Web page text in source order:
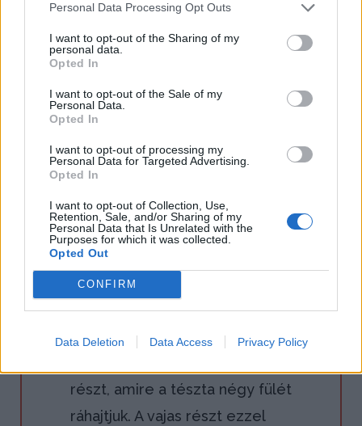
Personal Data Processing Opt Outs
I want to opt-out of the Sharing of my
personal data.
Opted In
I want to opt-out of the Sale of my
Personal Data.
Opted In
I want to opt-out of processing my
Personal Data for Targeted Advertising.
Opted In
I want to opt-out of Collection, Use,
Retention, Sale, and/or Sharing of my
Personal Data that Is Unrelated with the
Purposes for which it was collected.
Opted Out
CONFIRM
Data Deletion Data Access Privacy Policy
a sóval, a tojások sárgájával és a
félretett 14 dekányi lisztes vajjal,
gyors mozdulatokkal sima tésztát
gyúrunk belőle. Cipóvá formáljuk, a
tetejét kereszt alakban bevágjuk,
majd enyhén meglisztezett
gyúrólapon letakarva 20 percen át
kelesztjük.
4.
Következő lépésben a tésztát
enyhén meglisztezett gyúrólapon
négylevelű lóhere alakúra nyújtjuk
úgy, hogy a közepét vastagabban
részt, amire a tészta négy fülét
ráhajtjuk. A vajas részt ezzel